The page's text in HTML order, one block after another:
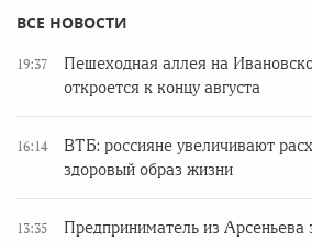
ВСЕ НОВОСТИ
19:37
Пешеходная аллея на
откроется к концу августа
16:14
ВТБ: россияне увеличивают
здоровый образ жизни
13:35
Предприниматель из Арсеньева